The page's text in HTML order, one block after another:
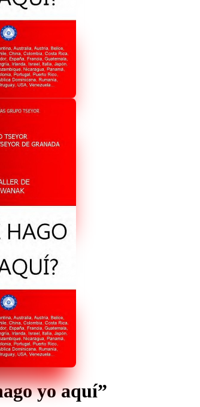
yo aquí”